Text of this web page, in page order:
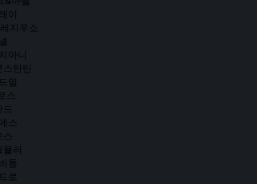
이
지우소
아니
탄틴
밀
스
드
스
스
뮬러
통
로